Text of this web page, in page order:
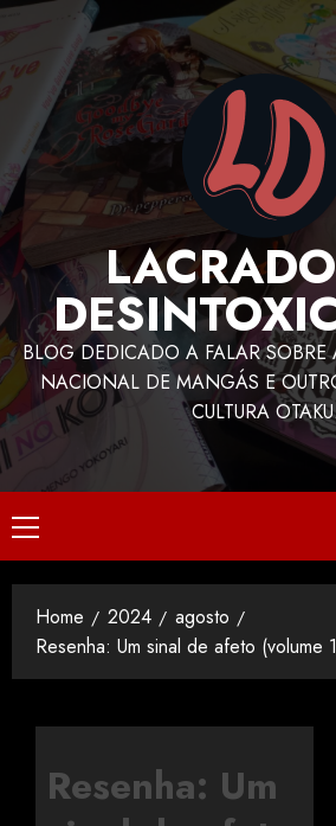
BLOG DEDICADO A FALAR SOBRE
NACIONAL DE MANGÁS E
CULTURA
Home 2024
agosto
Resenha: Um sinal de afeto (volume
Resenha: Um